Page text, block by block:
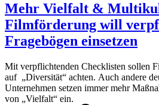
Mehr Vielfalt &
Filmförderung will
Fragebögen einsetzen
Mit verpflichtenden Checklisten sollen
auf „Diversität“ achten. Auch andere
Unternehmen setzen immer mehr
von „Vielfalt“ ein.